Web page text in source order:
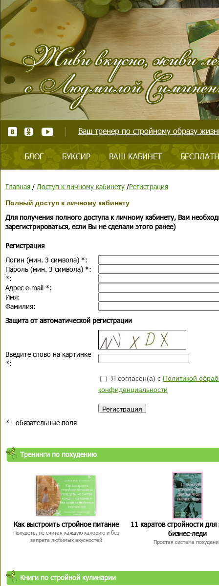
Ваш тренер по стройному образу
БЛОГ БУКСИР ВАШ КАБИНЕТ
Главная / Доступ к личному кабинету /Регистрация
Полный доступ к личному кабинету
Для получения полного доступа к личному кабинету, Вам
зарегистрироваться, если Вы не сделали этого ранее)
Регистрация
Логин (мин. 3 символа) *:
Пароль (мин. 3 символа) *:
*:
Адрес e-mail *:
Имя:
Фамилия:
Защита от автоматической регистрации
Введите слово на картинке
*:
Я согласен(а) с Политикой
конфиденциальности
* - обязательные поля
Тренинги по похудению
Как выстроить стройное питание
Похудеть, не считая каждую калорию и без
запрета любимых вкусностей
11 каратов стройности для
бизнес-леди
Простая система
Книги по стройной кулинарии